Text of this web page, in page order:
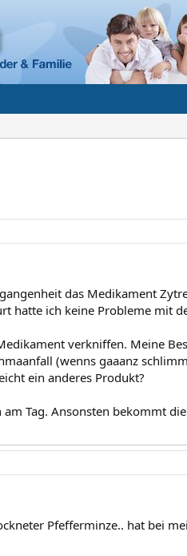
das Medikament
hatte ich keine Probleme mit
verkniffen. Meine
(wenns gaaanz
ein anderes Produkt?
Tag. Ansonsten bekommt
Pfefferminze.. hat bei